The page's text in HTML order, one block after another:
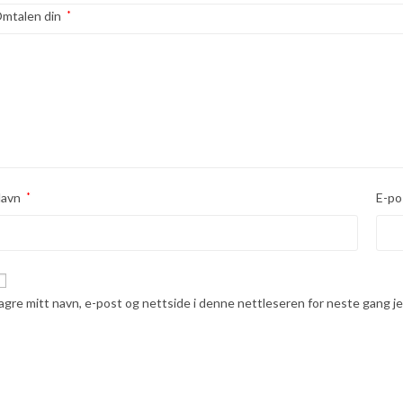
din *
* E-
mitt navn, e-post og nettside i denne nettleseren for neste gang